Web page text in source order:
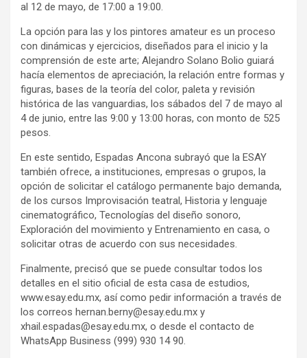
al 12 de mayo, de 17:00 a 19:00.
La opción para las y los pintores amateur es un proceso
con dinámicas y ejercicios, diseñados para el inicio y la
comprensión de este arte; Alejandro Solano Bolio guiará
hacía elementos de apreciación, la relación entre formas y
figuras, bases de la teoría del color, paleta y revisión
histórica de las vanguardias, los sábados del 7 de mayo al
4 de junio, entre las 9:00 y 13:00 horas, con monto de 525
pesos.
En este sentido, Espadas Ancona subrayó que la ESAY
también ofrece, a instituciones, empresas o grupos, la
opción de solicitar el catálogo permanente bajo demanda,
de los cursos Improvisación teatral, Historia y lenguaje
cinematográfico, Tecnologías del diseño sonoro,
Exploración del movimiento y Entrenamiento en casa, o
solicitar otras de acuerdo con sus necesidades.
Finalmente, precisó que se puede consultar todos los
detalles en el sitio oficial de esta casa de estudios,
www.esay.edu.mx, así como pedir información a través de
los correos hernan.berny@esay.edu.mx y
xhail.espadas@esay.edu.mx, o desde el contacto de
WhatsApp Business (999) 930 14 90.